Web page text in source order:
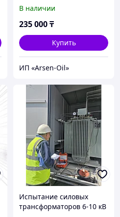
В наличии
235 000₸
Купить
ИП «Arsen-Oil»
Испытание силовых
трансформаторов 6-10 кВ